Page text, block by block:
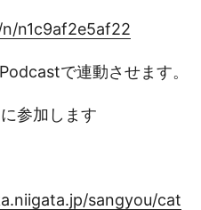
n1c9af2e5af22
で連動させます。
参加します
sangyou/cat